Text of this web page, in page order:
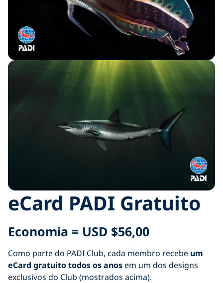
eCard PADI Gratuito
Economia = USD $56,00
Como parte do PADI Club, cada membro recebe um
eCard gratuito todos os anosem um dos designs
exclusivos do Club (mostrados acima).